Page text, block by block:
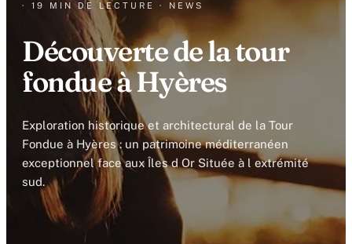
· 19 MIN DE LECTURE
· NEWS
Découverte de la tour
fondue à Hyères
Exploration historique et architectural de la Tour
Fondue à Hyères : un patrimoine méditerranéen
exceptionnel face aux Îles d Or Située à l extrémité
sud.